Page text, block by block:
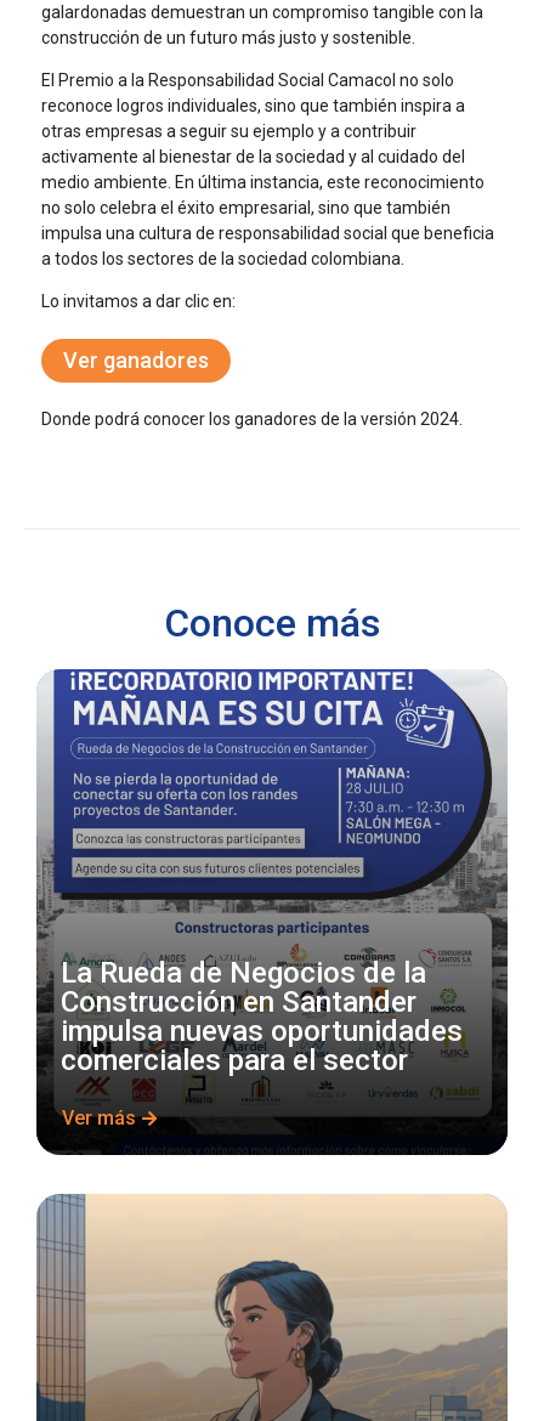
galardonadas demuestran un compromiso tangible con la
construcción de un futuro más justo y sostenible.
El Premio a la Responsabilidad Social Camacol no solo
reconoce logros individuales, sino que también inspira a
otras empresas a seguir su ejemplo y a contribuir
activamente al bienestar de la sociedad y al cuidado del
medio ambiente. En última instancia, este reconocimiento
no solo celebra el éxito empresarial, sino que también
impulsa una cultura de responsabilidad social que beneficia
a todos los sectores de la sociedad colombiana.
Lo invitamos a dar clic en:
Ver ganadores
Donde podrá conocer los ganadores de la versión 2024.
Conoce más
La Rueda de Negocios de la
Construcción en Santander
impulsa nuevas oportunidades
comerciales para el sector
Ver más